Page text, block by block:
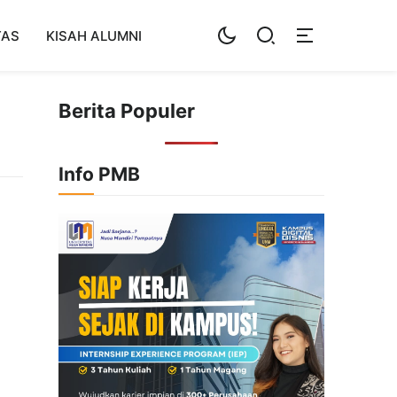
KISAH ALUMNI
Berita Populer
Info PMB